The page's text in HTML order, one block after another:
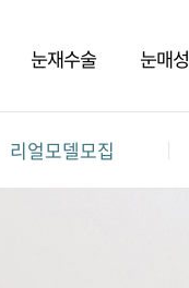
눈재수술 눈매
리얼모델모집